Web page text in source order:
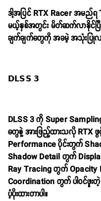
ဒါ့အပြင် RTX Racer အမည်
မယ့်နှစ်အတွင်း မိတ်ဆက်လာနိုင်ပြီ
ချက်ချက်တွေကို အခမဲ့ အသုံးပြု
𝗗𝗟𝗦𝗦 𝟯
DLSS 3 ကို Super
တွေနဲ့ အားဖြည့်ထားသလို RTX ဖွ
Performance ပိုင်းတွက်
Shadow Detail တွက်
Ray Tracing တွက် Opacity
Coordination တွက် ပါဝင်ဖူး
ပံ့ပိုးထားတာပါ။